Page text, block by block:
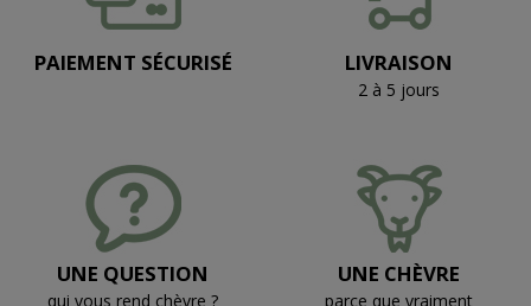
PAIEMENT SÉCURISÉ LIVRAISON
2 à 5 jours
UNE QUESTION
qui vous rend chèvre ?
UNE CHÈVRE
parce que vraiment